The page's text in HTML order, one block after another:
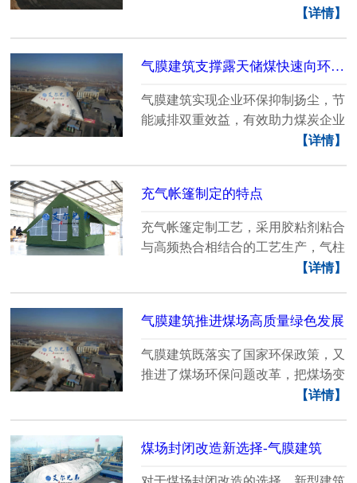
【详情】
气膜建筑支撑露天储煤快速向环保储煤转型
气膜建筑实现企业环保抑制扬尘，节
能减排双重效益，有效助力煤炭企业
【详情】
充气帐篷制定的特点
充气帐篷定制工艺，采用胶粘剂粘合
与高频热合相结合的工艺生产，气柱
【详情】
气膜建筑推进煤场高质量绿色发展
气膜建筑既落实了国家环保政策，又
推进了煤场环保问题改革，把煤场变
【详情】
煤场封闭改造新选择-气膜建筑